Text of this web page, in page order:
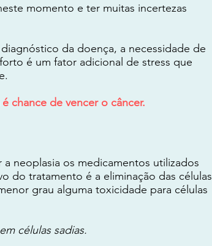
momento e ter muitas incertezas
da doença, a necessidade de
é um fator adicional de stress que
chance de vencer o câncer.
neoplasia os medicamentos utilizados
do tratamento é a eliminação das células
grau alguma toxicidade para células
células sadias.